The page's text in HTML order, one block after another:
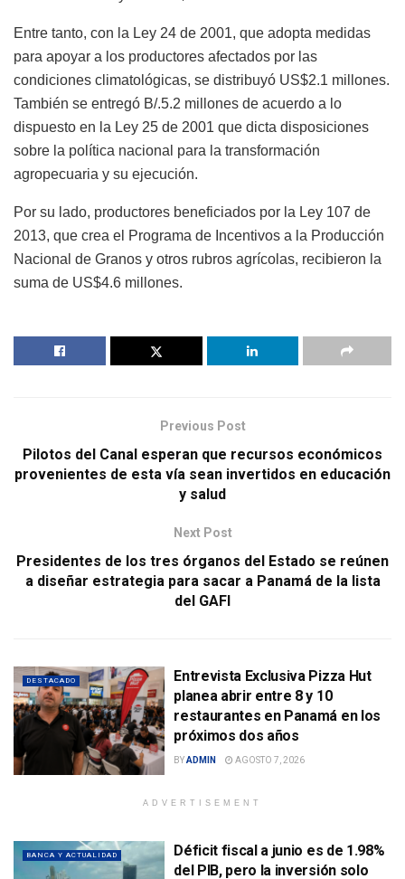
Entre tanto, con la Ley 24 de 2001, que adopta medidas
para apoyar a los productores afectados por las
condiciones climatológicas, se distribuyó US$2.1 millones.
También se entregó B/.5.2 millones de acuerdo a lo
dispuesto en la Ley 25 de 2001 que dicta disposiciones
sobre la política nacional para la transformación
agropecuaria y su ejecución.
Por su lado, productores beneficiados por la Ley 107 de
2013, que crea el Programa de Incentivos a la Producción
Nacional de Granos y otros rubros agrícolas, recibieron la
suma de US$4.6 millones.
Previous Post
Pilotos del Canal esperan que recursos económicos
provenientes de esta vía sean invertidos en educación
y salud
Next Post
Presidentes de los tres órganos del Estado se reúnen
a diseñar estrategia para sacar a Panamá de la lista
del GAFI
DESTACADO
Entrevista Exclusiva Pizza Hut
planea abrir entre 8 y 10
restaurantes en Panamá en los
próximos dos años
BYADMIN AGOSTO 7, 2026
ADVERTISEMENT
BANCA Y ACTUALIDAD
Déficit fiscal a junio es de 1.98%
del PIB, pero la inversión solo